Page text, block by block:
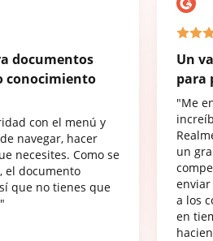
documentos
conocimiento
con el menú y
navegar, hacer
necesites. Como se
el documento
que no tienes que
Un
para
"Me
un
a los
en